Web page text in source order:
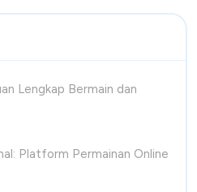
Lengkap Bermain dan
Platform Permainan Online